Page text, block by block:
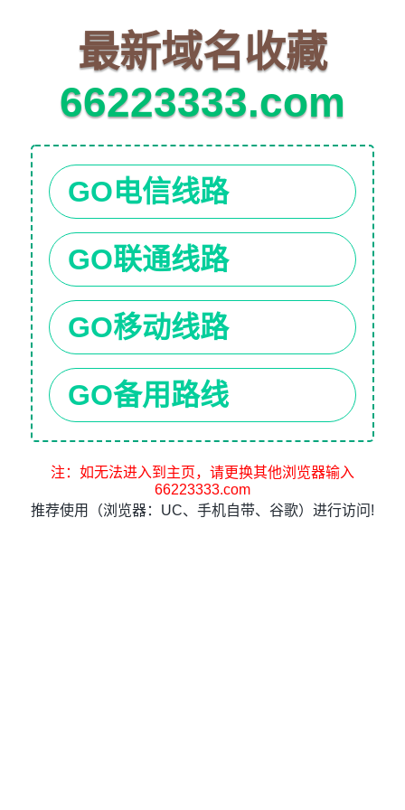
最新域名收藏
66223333.com
GO电信线路
GO联通线路
GO移动线路
GO备用路线
注：如无法进入到主页，请更换其他浏览器输入
66223333.com
推荐使用（浏览器：UC、手机自带、谷歌）进行访问!